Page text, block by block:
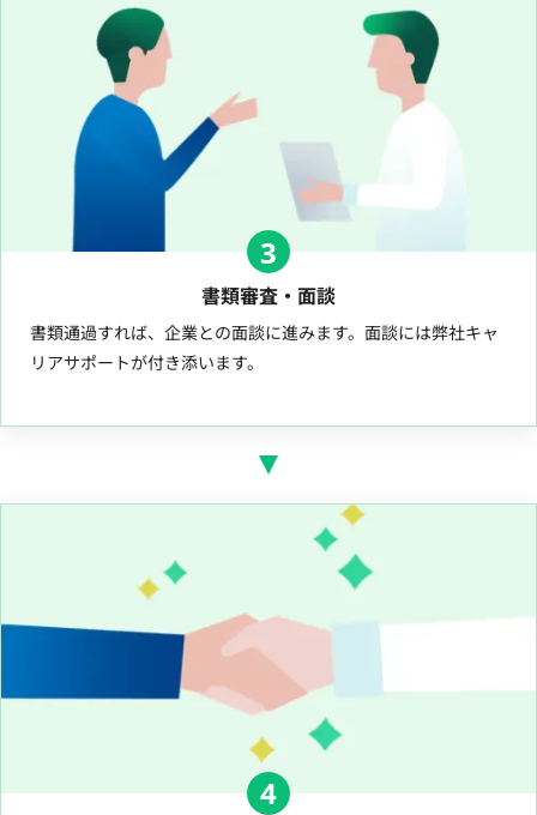
3
書類審査・面談
書類通過すれば、企業との面談に進みます。面談には弊社キャ
リアサポートが付き添います。
4